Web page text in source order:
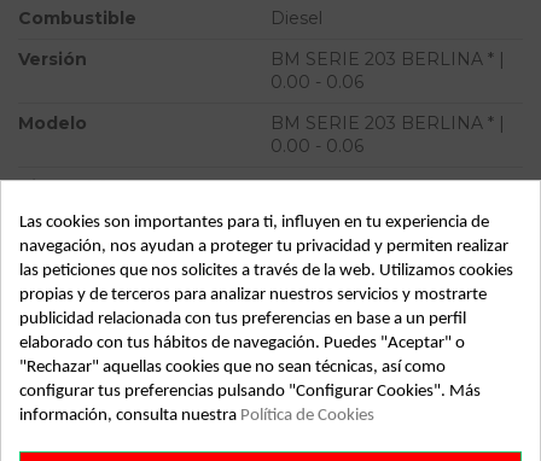
Combustible
Diesel
Versión
BM SERIE 203 BERLINA * |
0.00 - 0.06
Modelo
BM SERIE 203 BERLINA * |
0.00 - 0.06
Tipo vehículo
Turismo
Almacén
49349
SubAlmacén
382
SubSubAlmacén
100030020
ID: 802198
Fecha disponible: 2022-04-06
Las cookies son importantes para ti, influyen en tu experiencia de
navegación, nos ayudan a proteger tu privacidad y permiten realizar
las peticiones que nos solicites a través de la web. Utilizamos cookies
propias y de terceros para analizar nuestros servicios y mostrarte
publicidad relacionada con tus preferencias en base a un perfil
elaborado con tus hábitos de navegación. Puedes "Aceptar" o
"Rechazar" aquellas cookies que no sean técnicas, así como
configurar tus preferencias pulsando "Configurar Cookies". Más
información, consulta nuestra Política de Cookies